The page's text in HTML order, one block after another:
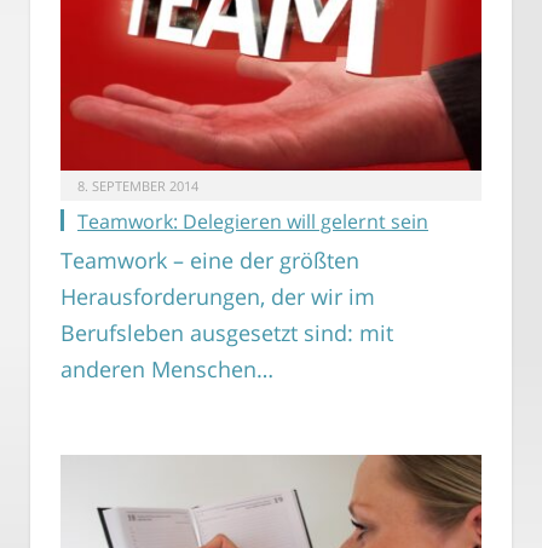
8. SEPTEMBER 2014
Teamwork: Delegieren will gelernt sein
Teamwork – eine der größten
Herausforderungen, der wir im
Berufsleben ausgesetzt sind: mit
anderen Menschen…